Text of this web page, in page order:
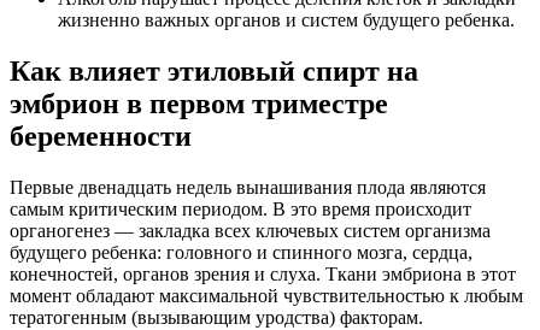
жизненно важных органов и систем будущего ребенка.
Как влияет этиловый спирт на
эмбрион в первом триместре
беременности
Первые двенадцать недель вынашивания плода являются
самым критическим периодом. В это время происходит
органогенез — закладка всех ключевых систем организма
будущего ребенка: головного и спинного мозга, сердца,
конечностей, органов зрения и слуха. Ткани эмбриона в этот
момент обладают максимальной чувствительностью к любым
тератогенным (вызывающим уродства) факторам.